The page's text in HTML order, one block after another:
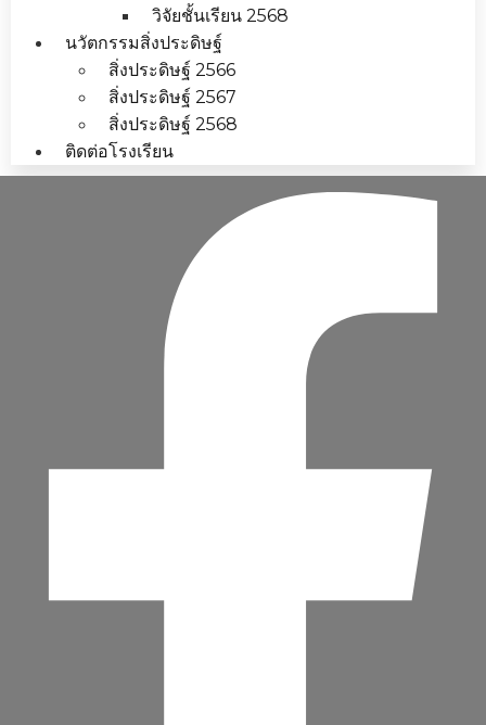
วิจัยชั้นเรียน 2568
นวัตกรรมสิ่งประดิษฐ์
สิ่งประดิษฐ์ 2566
สิ่งประดิษฐ์ 2567
สิ่งประดิษฐ์ 2568
ติดต่อโรงเรียน